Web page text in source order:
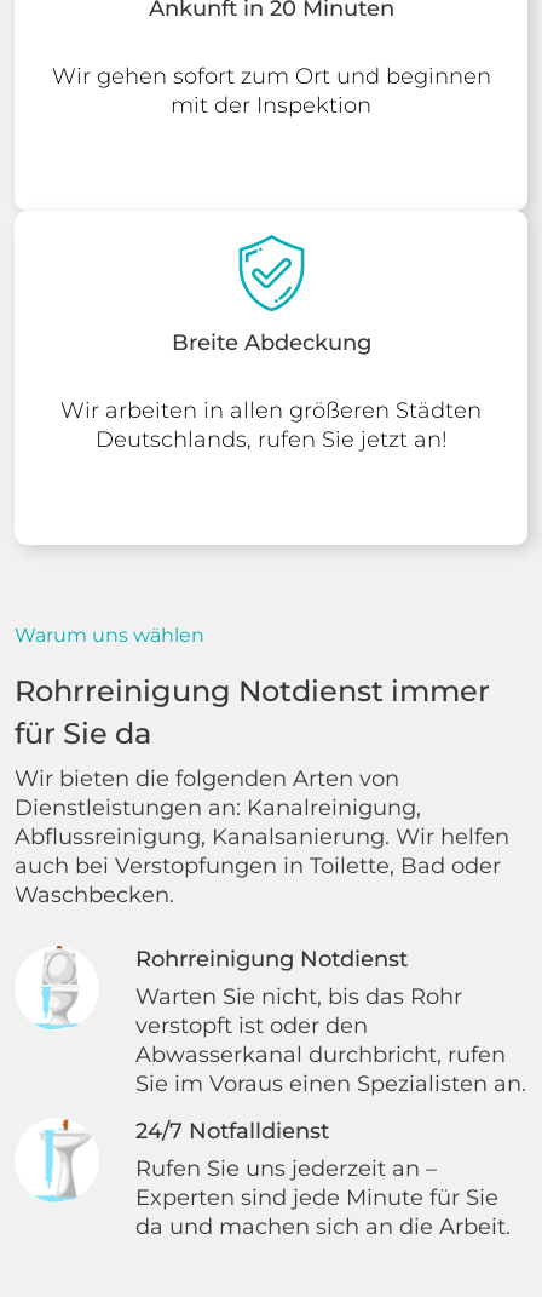
Ankunft in 20 Minuten
Wir gehen sofort zum Ort und beginnen
mit der Inspektion
Breite Abdeckung
Wir arbeiten in allen größeren Städten
Deutschlands, rufen Sie jetzt an!
Warum uns wählen
Rohrreinigung Notdienst immer
für Sie da
Wir bieten die folgenden Arten von
Dienstleistungen an: Kanalreinigung,
Abflussreinigung, Kanalsanierung. Wir helfen
auch bei Verstopfungen in Toilette, Bad oder
Waschbecken.
Rohrreinigung Notdienst
Warten Sie nicht, bis das Rohr
verstopft ist oder den
Abwasserkanal durchbricht, rufen
Sie im Voraus einen Spezialisten an.
24/7 Notfalldienst
Rufen Sie uns jederzeit an –
Experten sind jede Minute für Sie
da und machen sich an die Arbeit.